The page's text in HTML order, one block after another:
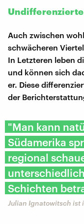
Auch zwischen
schwächeren
In Letzteren leben
und können sich
er. Diese
der
"Man kann
Südamerika
regional
Schichten
Julian Ignatowitsch ist